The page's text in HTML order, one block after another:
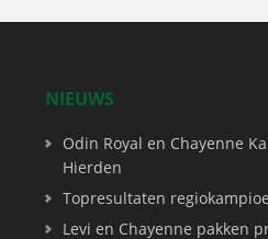
NIEUWS
Odin Royal en Chayenne
Hierden
Topresultaten
Levi en Chayenne pakken